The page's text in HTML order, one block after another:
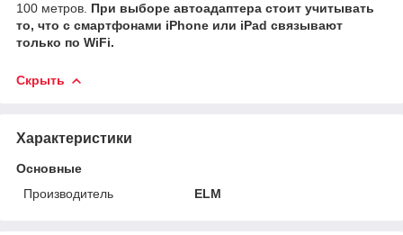
100 метров. При выборе автоадаптера стоит учитывать
то, что с смартфонами iPhone или iPad связывают
только по WiFi.
Скрыть
Характеристики
Основные
Производитель
ELM